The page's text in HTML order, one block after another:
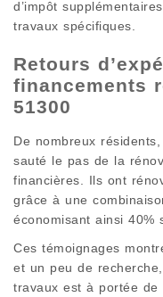
d’impôt
travaux spécifiques.
Retours
financements
51300
De nombreux
sauté le pas de la
financières. Ils ont
grâce à une
économisant ainsi 40%
Ces témoignages
et un peu de
travaux est à portée de